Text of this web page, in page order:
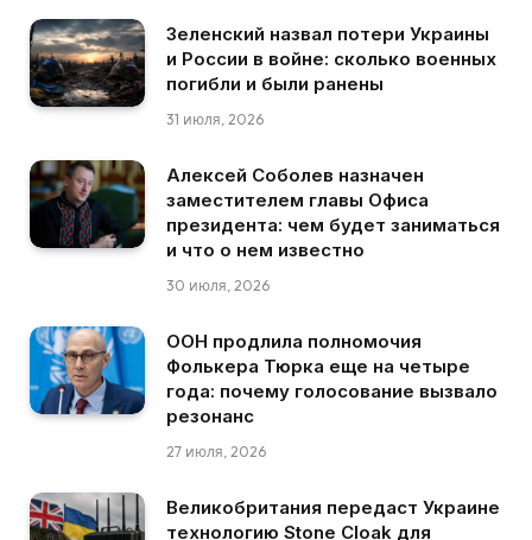
Зеленский назвал потери Украины
и России в войне: сколько военных
погибли и были ранены
31 июля, 2026
Алексей Соболев назначен
заместителем главы Офиса
президента: чем будет заниматься
и что о нем известно
30 июля, 2026
ООН продлила полномочия
Фолькера Тюрка еще на четыре
года: почему голосование вызвало
резонанс
27 июля, 2026
Великобритания передаст Украине
технологию Stone Cloak для